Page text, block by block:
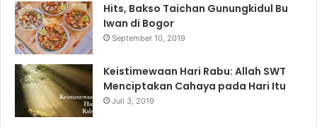
Hits, Bakso Taichan Gunungkidul Bu
Iwan di Bogor
September 10, 2019
Keistimewaan Hari Rabu: Allah SWT
Menciptakan Cahaya pada Hari Itu
Juli 3, 2019